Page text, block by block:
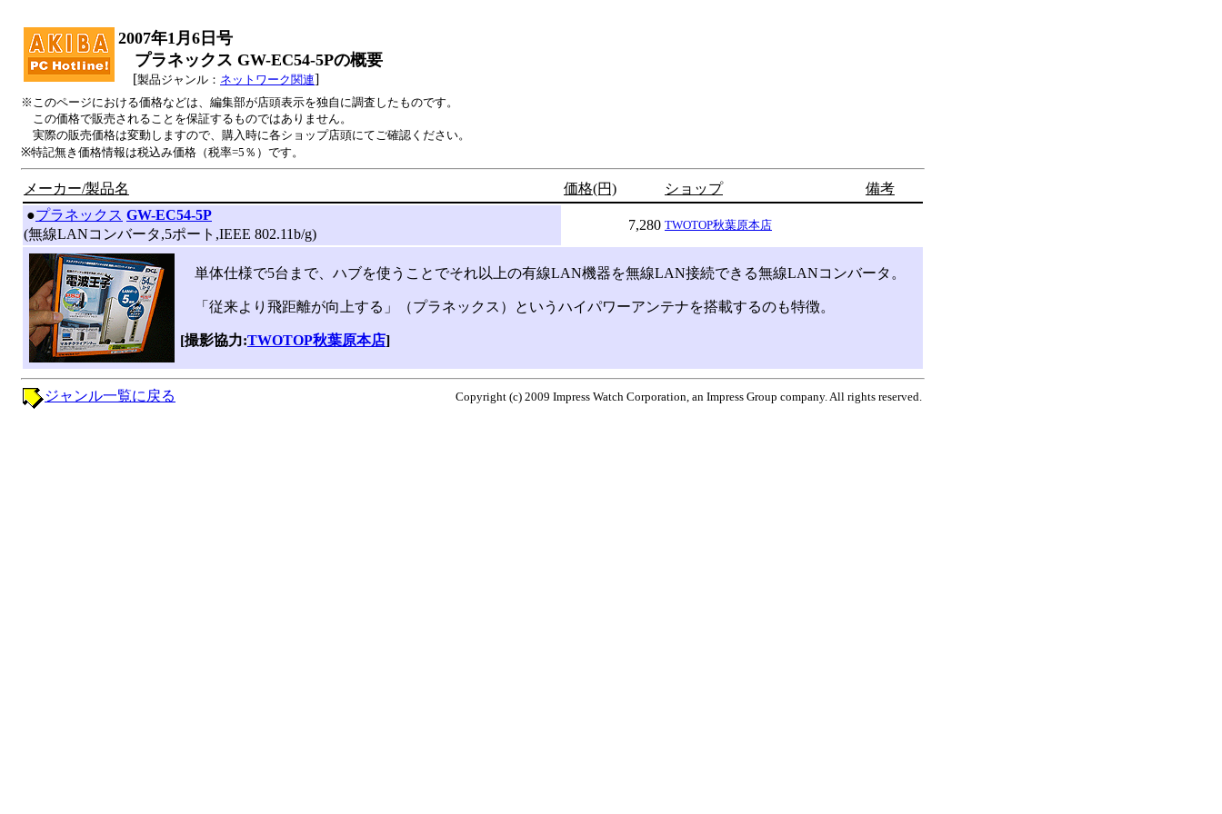
2007年1月6日号
プラネックス GW-EC54-5Pの概要
[製品ジャンル： ネットワーク関連]
※このページにおける価格などは、編集部が店頭表示を独自に調査したものです。
この価格で販売されることを保証するものではありません。
実際の販売価格は変動しますので、購入時に各ショップ店頭にてご確認ください。
※特記無き価格情報は税込み価格（税率=5％）です。
メーカー/製品名 価格(円) ショップ
備考
●プラネックス GW-EC54-5P
(無線LANコンバータ,5ポート,IEEE 802.11b/g)
7,280 TWOTOP秋葉原本店
単体仕様で5台まで、ハブを使うことでそれ以上の有線LAN機器を無線LAN接続できる無線LANコンバータ。
「従来より飛距離が向上する」（プラネックス）というハイパワーアンテナを搭載するのも特徴。
[撮影協力:TWOTOP秋葉原本店]
Copyright (c) 2009 Impress Watch Corporation, an Impress Group company. All rights reserved.
ジャンル一覧に戻る